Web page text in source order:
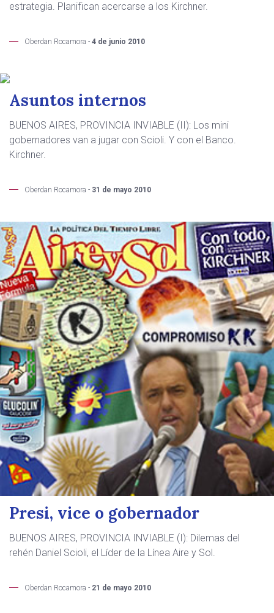
estrategia. Planifican acercarse a los Kirchner.
Oberdan Rocamora - 4 de junio 2010
Asuntos internos
BUENOS AIRES, PROVINCIA INVIABLE (II): Los mini
gobernadores van a jugar con Scioli. Y con el Banco.
Kirchner.
Oberdan Rocamora - 31 de mayo 2010
Presi, vice o gobernador
BUENOS AIRES, PROVINCIA INVIABLE (I): Dilemas del
rehén Daniel Scioli, el Líder de la Línea Aire y Sol.
Oberdan Rocamora - 21 de mayo 2010